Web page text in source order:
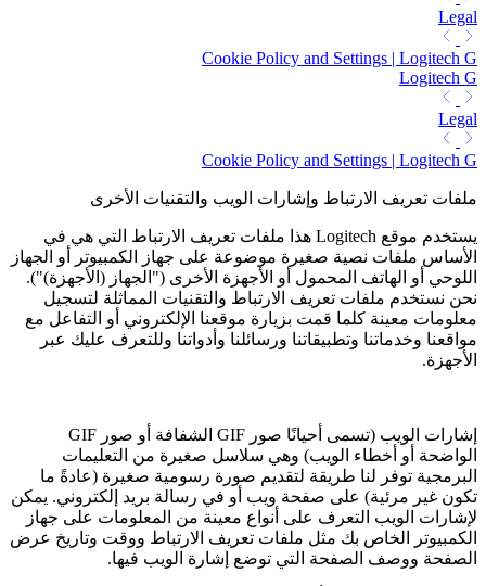
Legal
Cookie Policy and Settings | Logitech G
Logitech G
Legal
Cookie Policy and Settings | Logitech G
ملفات تعريف الارتباط وإشارات الويب والتقنيات الأخرى
يستخدم موقع Logitech هذا ملفات تعريف الارتباط التي هي في
الأساس ملفات نصية صغيرة موضوعة على جهاز الكمبيوتر أو الجهاز
اللوحي أو الهاتف المحمول أو الأجهزة الأخرى ("الجهاز (الأجهزة)").
نحن نستخدم ملفات تعريف الارتباط والتقنيات المماثلة لتسجيل
معلومات معينة كلما قمت بزيارة موقعنا الإلكتروني أو التفاعل مع
مواقعنا وخدماتنا وتطبيقاتنا ورسائلنا وأدواتنا وللتعرف عليك عبر
الأجهزة.
إشارات الويب (تسمى أحيانًا صور GIF الشفافة أو صور GIF
الواضحة أو أخطاء الويب) وهي سلاسل صغيرة من التعليمات
البرمجية توفر لنا طريقة لتقديم صورة رسومية صغيرة (عادةً ما
تكون غير مرئية) على صفحة ويب أو في رسالة بريد إلكتروني. يمكن
لإشارات الويب التعرف على أنواع معينة من المعلومات على جهاز
الكمبيوتر الخاص بك مثل ملفات تعريف الارتباط ووقت وتاريخ عرض
الصفحة ووصف الصفحة التي توضع إشارة الويب فيها.